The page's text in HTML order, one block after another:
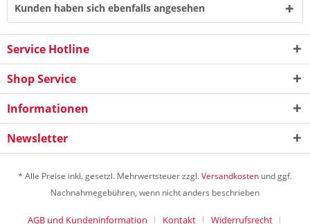
Kunden haben sich ebenfalls angesehen
Service Hotline
Shop Service
Informationen
Newsletter
* Alle Preise inkl. gesetzl. Mehrwertsteuer zzgl.Versandkosten und ggf.
Nachnahmegebühren, wenn nicht anders beschrieben
AGB und Kundeninformation Kontakt Widerrufsrecht